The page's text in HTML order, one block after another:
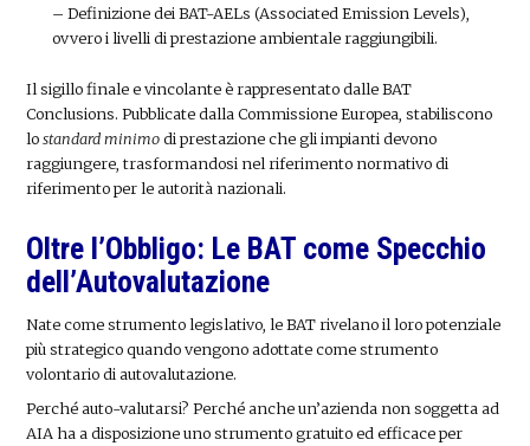
– Definizione dei BAT-AELs (Associated Emission Levels),
ovvero i livelli di prestazione ambientale raggiungibili.
Il sigillo finale e vincolante è rappresentato dalle BAT
Conclusions. Pubblicate dalla Commissione Europea, stabiliscono
lo standard minimodi prestazione che gli impianti devono
raggiungere, trasformandosi nel riferimento normativo di
riferimento per le autorità nazionali.
Oltre l’Obbligo: Le BAT come Specchio
dell’Autovalutazione
Nate come strumento legislativo, le BAT rivelano il loro potenziale
più strategico quando vengono adottate come strumento
volontario di autovalutazione.
Perché auto-valutarsi? Perché anche un’azienda non soggetta ad
AIA ha a disposizione uno strumento gratuito ed efficace per